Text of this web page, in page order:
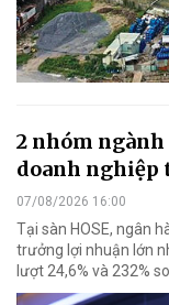
2 nhóm
doanh nghiệp
07/08/2026 16:00
Tại sàn HOSE, ngân
trưởng lợi nhuận lớn
lượt 24,6% và 232%